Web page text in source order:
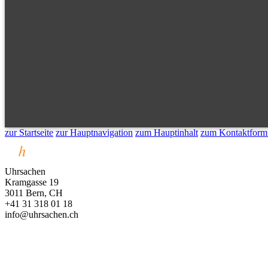
zur Startseite zur Hauptnavigation zum Hauptinhalt zum
Uhrsachen
Kramgasse 19
3011 Bern, CH
+41 31 318 01 18
info@uhrsachen.ch